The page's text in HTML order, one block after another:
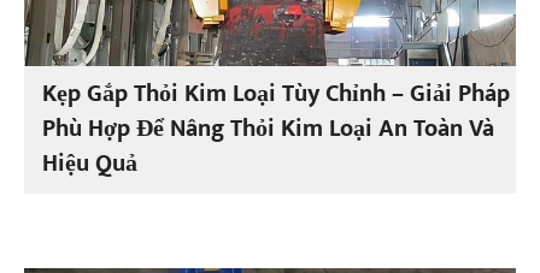
Kẹp Gắp Thỏi Kim Loại Tùy Chỉnh – Giải Pháp
Phù Hợp Để Nâng Thỏi Kim Loại An Toàn Và
Hiệu Quả